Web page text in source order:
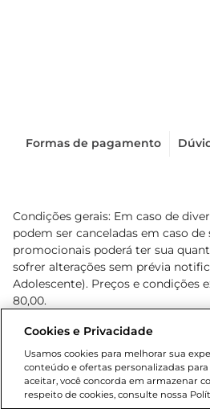
Formas de pagamento
Condições gerais: Em caso de
podem ser canceladas em caso
promocionais poderá ter sua
sofrer alterações sem prévia
Adolescente). Preços e condições
80,00.
Cookies e Privacidade
Usamos cookies para melhorar sua
conteúdo e ofertas personalizadas
aceitar, você concorda em armazenar
respeito de cookies, consulte nossa